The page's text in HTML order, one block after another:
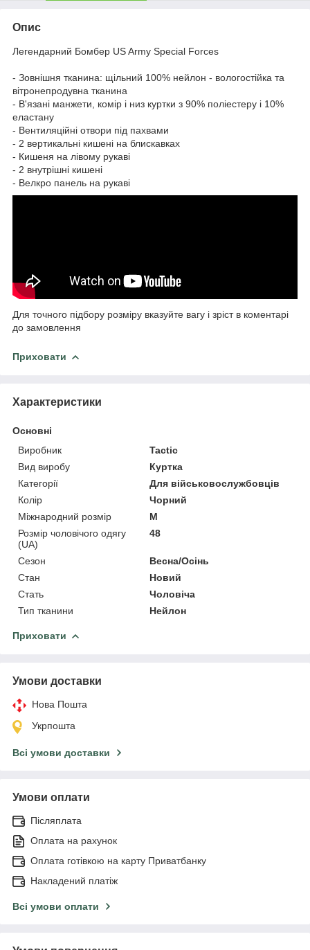
Опис
Легендарний Бомбер US Army Special Forces
- Зовнішня тканина: щільний 100% нейлон - вологостійка та
вітронепродувна тканина
- В'язані манжети, комір і низ куртки з 90% поліестеру і 10%
еластану
- Вентиляційні отвори під пахвами
- 2 вертикальні кишені на блискавках
- Кишеня на лівому рукаві
- 2 внутрішні кишені
- Велкро панель на рукаві
Для точного підбору розміру вказуйте вагу і зріст в коментарі
до замовлення
Приховати
Характеристики
Основні
Виробник
Tactic
Вид виробу
Куртка
Категорії
Для військовослужбовців
Колір
Чорний
Міжнародний розмір
M
Розмір чоловічого одягу
(UA)
48
Сезон
Весна/Осінь
Стан
Новий
Стать
Чоловіча
Тип тканини
Нейлон
Приховати
Умови доставки
Нова Пошта
Укрпошта
Всі умови доставки
Умови оплати
Післяплата
Оплата на рахунок
Оплата готівкою на карту Приватбанку
Накладений платіж
Всі умови оплати